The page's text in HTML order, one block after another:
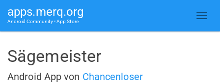
apps.merq.org
Android Community • App Store
Sägemeister
Android App von Chancenloser